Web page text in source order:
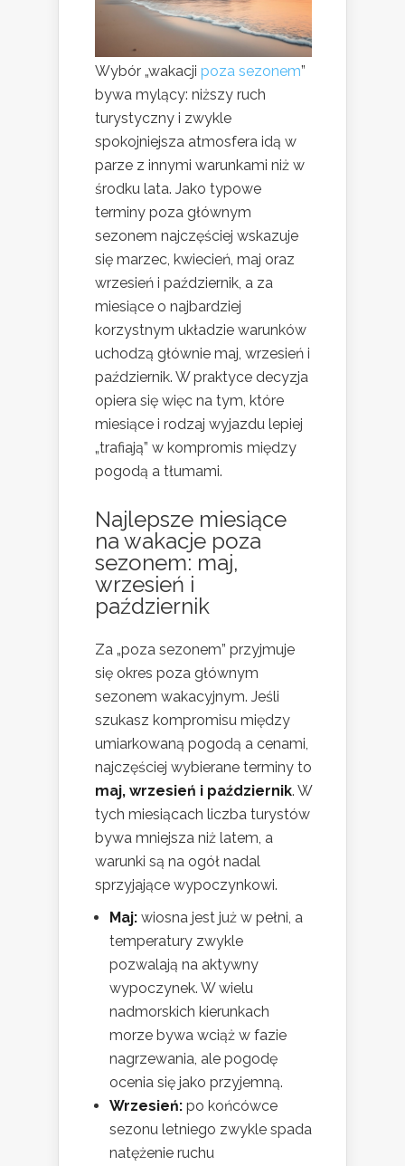
Wybór „wakacji poza sezonem”
bywa mylący: niższy ruch
turystyczny i zwykle
spokojniejsza atmosfera idą w
parze z innymi warunkami niż w
środku lata. Jako typowe
terminy poza głównym
sezonem najczęściej wskazuje
się marzec, kwiecień, maj oraz
wrzesień i październik, a za
miesiące o najbardziej
korzystnym układzie warunków
uchodzą głównie maj, wrzesień i
październik. W praktyce decyzja
opiera się więc na tym, które
miesiące i rodzaj wyjazdu lepiej
„trafiają” w kompromis między
pogodą a tłumami.
Najlepsze miesiące
na wakacje poza
sezonem: maj,
wrzesień i
październik
Za „poza sezonem” przyjmuje
się okres poza głównym
sezonem wakacyjnym. Jeśli
szukasz kompromisu między
umiarkowaną pogodą a cenami,
najczęściej wybierane terminy to
maj, wrzesień i październik. W
tych miesiącach liczba turystów
bywa mniejsza niż latem, a
warunki są na ogół nadal
sprzyjające wypoczynkowi.
Maj: wiosna jest już w pełni, a
temperatury zwykle
pozwalają na aktywny
wypoczynek. W wielu
nadmorskich kierunkach
morze bywa wciąż w fazie
nagrzewania, ale pogodę
ocenia się jako przyjemną.
Wrzesień: po końcówce
sezonu letniego zwykle spada
natężenie ruchu